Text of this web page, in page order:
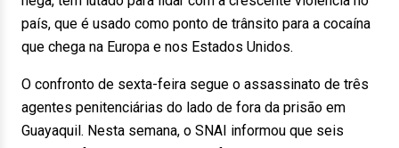
país, que é usado como ponto de trânsito para a cocaína
que chega na Europa e nos Estados Unidos.
O confronto de sexta-feira segue o assassinato de três
agentes penitenciárias do lado de fora da prisão em
Guayaquil. Nesta semana, o SNAI informou que seis